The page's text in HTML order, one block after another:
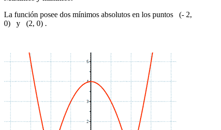
La función posee dos mínimos absolutos en los puntos (- 2,
0) y (2, 0) .